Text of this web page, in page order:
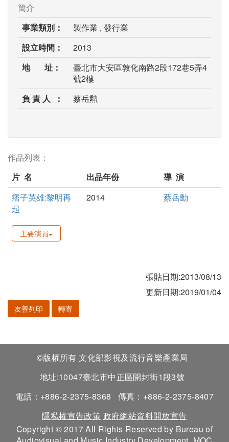
簡介
事業類別：
製作業 , 發行業
設立時間：
2013
地 址：
臺北市大安區敦化南路2段172巷5弄4
號2樓
負 責 人 ：
蔡岳勲
作品列表：
片 名
出品年份
導 演
痞子英雄:黎明再
起
2014 蔡岳勳
主要演員
張貼日期:2013/08/13
更新日期:2019/01/04
友善列印 轉寄
©版權所有 文化部影視及流行音樂產業局
地址:10047臺北市中正區開封街1段3號
電話：+886-2-2375-8368
傳真：+886-2-2375-8407
隱私權宣告政策 政府網站資料開放宣告
Copyright © 2017 All Rights Reserved by Bureau of